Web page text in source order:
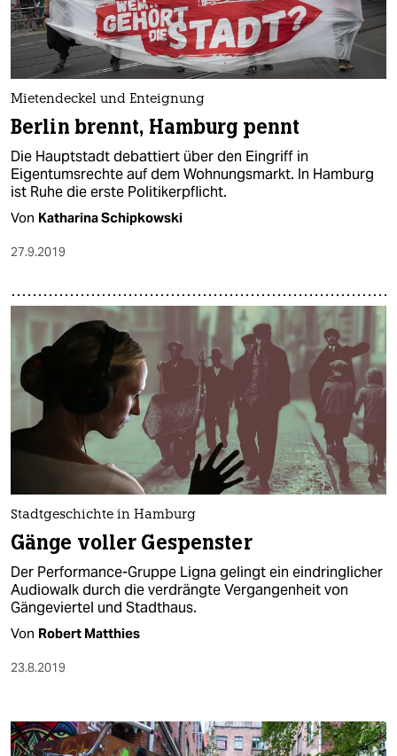
Mietendeckel und Enteignung
Berlin brennt, Hamburg pennt
Die Hauptstadt debattiert über den Eingriff in
Eigentumsrechte auf dem Wohnungsmarkt. In Hamburg
ist Ruhe die erste Politikerpflicht.
Von Katharina Schipkowski
27.9.2019
Stadtgeschichte in Hamburg
Gänge voller Gespenster
Der Performance-Gruppe Ligna gelingt ein eindringlicher
Audiowalk durch die verdrängte Vergangenheit von
Gängeviertel und Stadthaus.
Von Robert Matthies
23.8.2019